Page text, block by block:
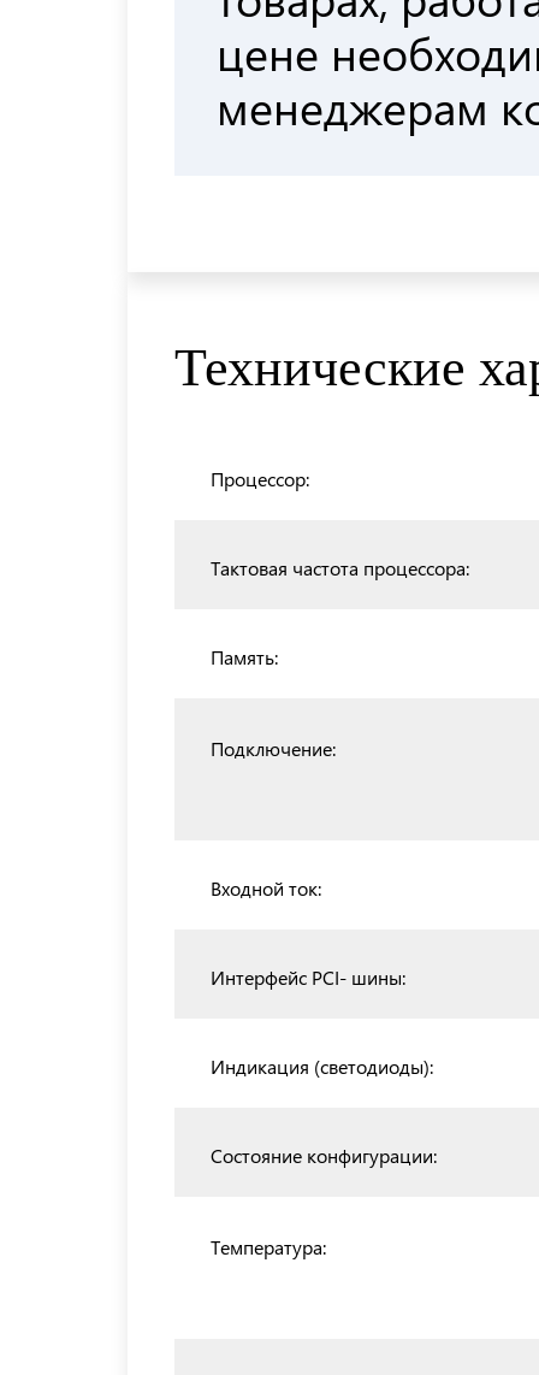
цене
менеджерам
Технические
Процессор:
Тактовая частота процессора:
Память:
Подключение:
Входной ток:
Интерфейс PCI- шины:
Индикация (светодиоды):
Состояние конфигурации:
Температура: